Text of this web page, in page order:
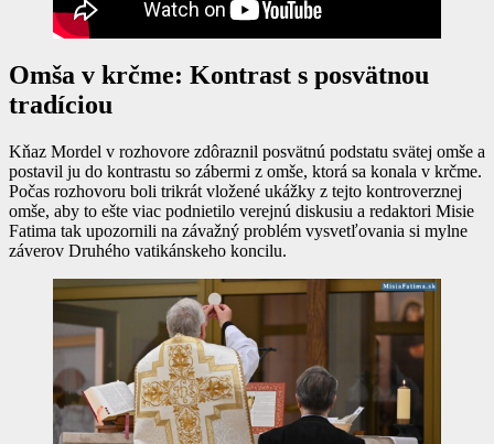
Omša v krčme: Kontrast s posvätnou
tradíciou
Kňaz Mordel v rozhovore zdôraznil posvätnú podstatu svätej omše a
postavil ju do kontrastu so zábermi z omše, ktorá sa konala v krčme.
Počas rozhovoru boli trikrát vložené ukážky z tejto kontroverznej
omše, aby to ešte viac podnietilo verejnú diskusiu a redaktori Misie
Fatima tak upozornili na závažný problém vysvetľovania si mylne
záverov Druhého vatikánskeho koncilu.